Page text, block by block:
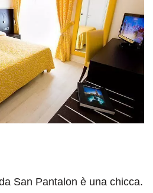
San Pantalon è una chicca.